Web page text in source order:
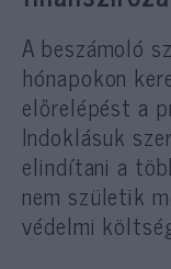
A beszámoló
hónapokon
előrelépést a
Indoklásuk
elindítani a
nem születik
védelmi